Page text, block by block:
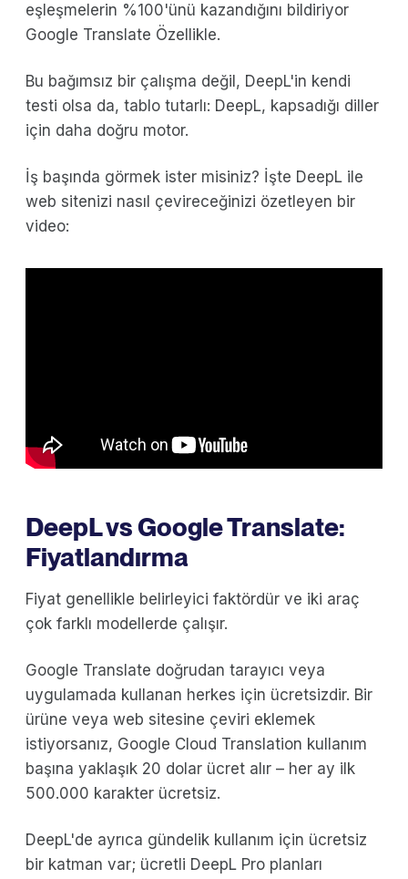
eşleşmelerin %100'ünü kazandığını bildiriyor
Google Translate Özellikle.
Bu bağımsız bir çalışma değil, DeepL'in kendi
testi olsa da, tablo tutarlı: DeepL, kapsadığı diller
için daha doğru motor.
İş başında görmek ister misiniz? İşte DeepL ile
web sitenizi nasıl çevireceğinizi özetleyen bir
video:
DeepL vs Google Translate:
Fiyatlandırma
Fiyat genellikle belirleyici faktördür ve iki araç
çok farklı modellerde çalışır.
Google Translate doğrudan tarayıcı veya
uygulamada kullanan herkes için ücretsizdir. Bir
ürüne veya web sitesine çeviri eklemek
istiyorsanız, Google Cloud Translation kullanım
başına yaklaşık 20 dolar ücret alır – her ay ilk
500.000 karakter ücretsiz.
DeepL'de ayrıca gündelik kullanım için ücretsiz
bir katman var; ücretli DeepL Pro planları